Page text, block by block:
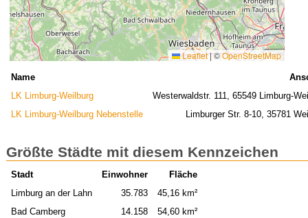
Leaflet|©OpenStreetMap
Name
LK Limburg-Weilburg
Westerwaldstr. 111, 65549 Limburg-
LK Limburg-Weilburg Nebenstelle
Limburger Str. 8-10, 35781
Größte Städte mit diesem Kennzeichen
Stadt Einwohner
Fläche
Limburg an der Lahn
35.783
45,16 km²
Bad Camberg
14.158
54,60 km²